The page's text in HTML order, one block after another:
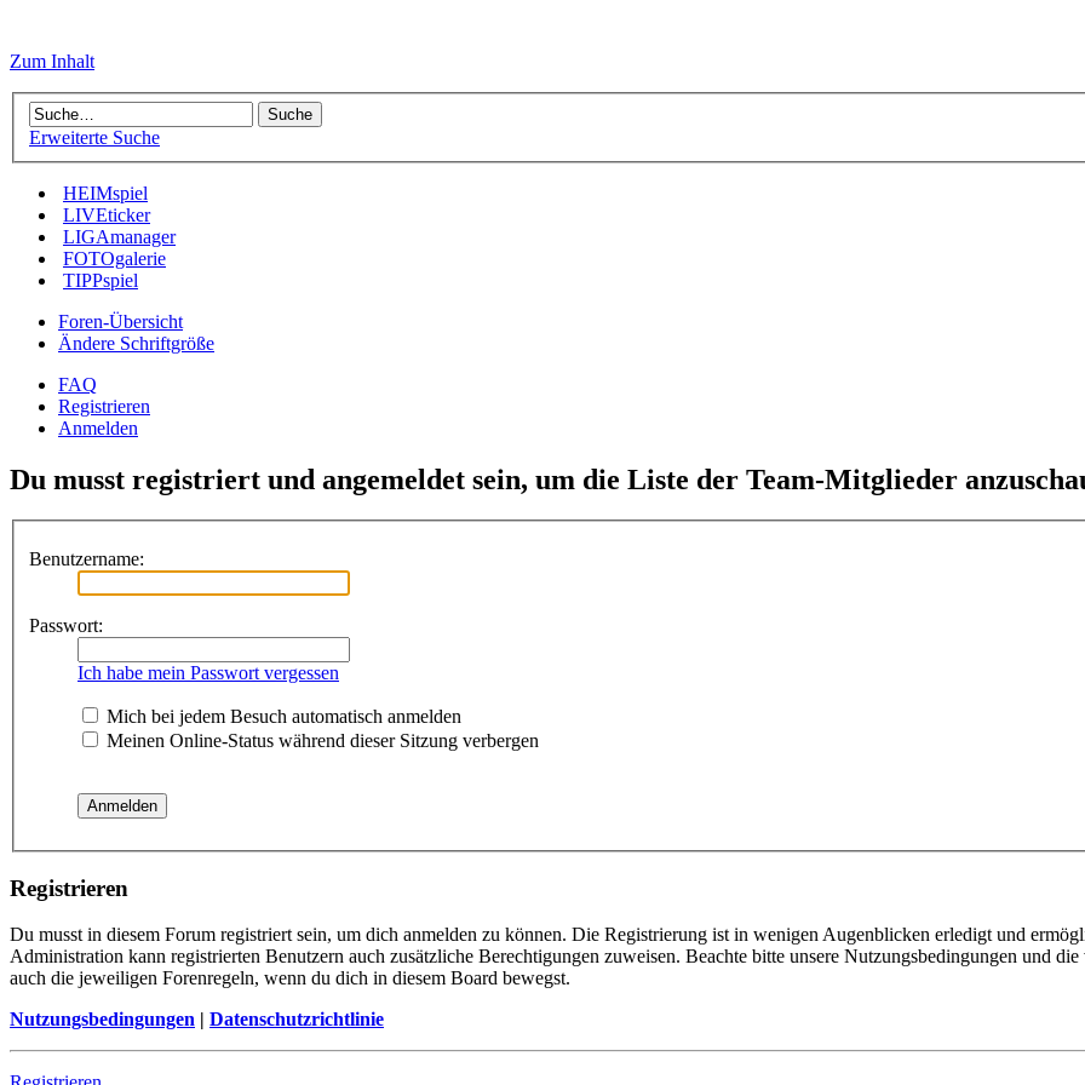
Zum Inhalt
Erweiterte Suche
HEIMspiel
LIVEticker
LIGAmanager
FOTOgalerie
TIPPspiel
Foren-Übersicht
Ändere Schriftgröße
FAQ
Registrieren
Anmelden
Du musst registriert und angemeldet sein, um die Liste der Team-Mitglieder
Benutzername:
Passwort:
Ich habe mein Passwort vergessen
Mich bei jedem Besuch automatisch anmelden
Meinen Online-Status während dieser Sitzung verbergen
Registrieren
Du musst in diesem Forum registriert sein, um dich anmelden zu können. Die Registrierung ist in wenigen Augenblicken erledigt und
Administration kann registrierten Benutzern auch zusätzliche Berechtigungen zuweisen. Beachte bitte unsere Nutzungsbedingungen und
auch die jeweiligen Forenregeln, wenn du dich in diesem Board bewegst.
Nutzungsbedingungen | Datenschutzrichtlinie